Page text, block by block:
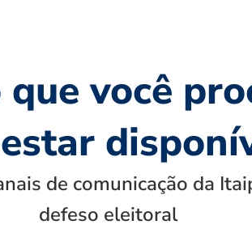
você
de comunicação da
defeso eleitoral